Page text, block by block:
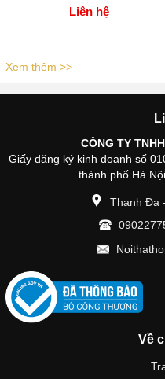
Liên hệ
Xem thêm >>
CÔNG TY
Giấy đăng ký kinh doanh số
thành phố Hà
Thanh Đa
Về